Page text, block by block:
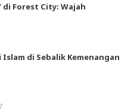
di Forest City: Wajah
di Sebalik Kemenangan